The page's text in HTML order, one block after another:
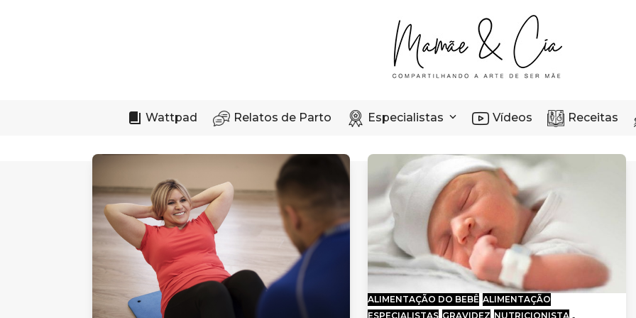
Wattpad Relatos de Parto Especialistas Vídeos Receitas
ALIMENTAÇÃO DO BEBÊ ALIMENTAÇÃO
ESPECIALISTAS GRAVIDEZ NUTRICIONISTA